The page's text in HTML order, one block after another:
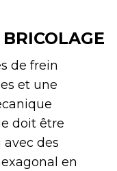
de frein
et une
doit être
avec des
en